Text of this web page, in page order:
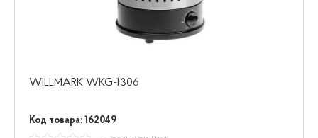
WILLMARK WKG-1306
Код товара: 162049